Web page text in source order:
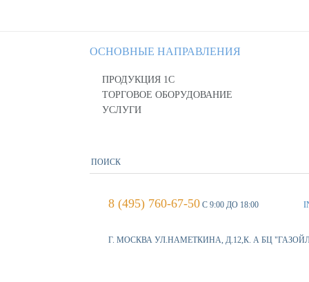
ОСНОВНЫЕ НАПРАВЛЕНИЯ
ПРОДУКЦИЯ 1С
ТОРГОВОЕ ОБОРУДОВАНИЕ
УСЛУГИ
8 (495) 760-67-50 С 9:00 ДО 18:00
Г. МОСКВА УЛ.НАМЕТКИНА, Д.12,К. А БЦ